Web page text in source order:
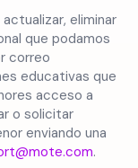
eliminar
que podamos
correo
educativas que
acceso a
o solicitar
enviando una
.